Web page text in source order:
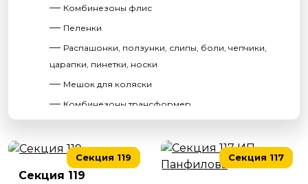
Комбинезоны флис
Пеленки
Распашонки, ползунки, слипы, боли, чепчики,
царапки, пинетки, носки
Мешок для коляски
Комбинезоны трансформер
Одежда для детей
Секция 119
Секция 119
Секция 117